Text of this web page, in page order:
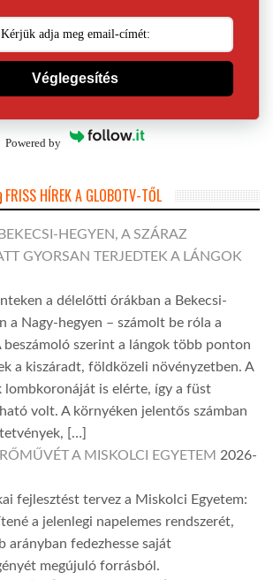
Véglegesítés
Powered by
FRISS HÍREK A GLOBOTV-TŐL
HEGYEN, A SZÁRAZ
GYORSAN TERJEDTEK A LÁNGOK
a délelőtti órákban a Bekecsi-
a Nagy-hegyen – számolt be róla a
beszámoló szerint a lángok több ponton
a kiszáradt, földközeli növényzetben. A
lombkoronáját is elérte, így a füst
volt. A környéken jelentős számban
[…]
A MISKOLCI EGYETEM 2026-
fejlesztést tervez a Miskolci Egyetem:
a jelenlegi napelemes rendszerét,
arányban fedezhesse saját
megújuló forrásból.